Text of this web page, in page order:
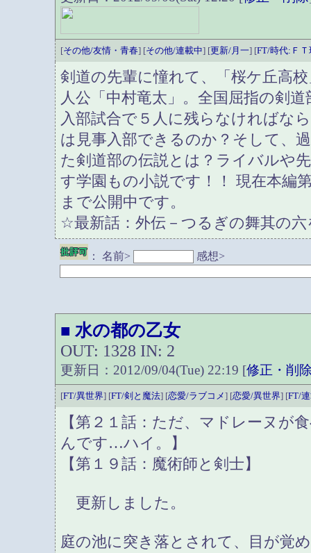
[その他/友情・青春] [その他/連載中] [更新/月一] [FT/時代:ＦＴ
剣道の先輩に憧れて、「桜ケ丘高
人公「中村竜太」。全国屈指の剣
入部試合で５人に残らなければな
は見事入部できるのか？そして、
た剣道部の伝説とは？ライバルや
す学園もの小説です！！ 現在本編
まで公開中です。
☆最新話：外伝－つるぎの舞其の
：名前> 感想>
■ 水の都の乙女
OUT: 1328 IN: 2
更新日：2012/09/04(Tue) 22:19 [修正・削
[FT/異世界] [FT/剣と魔法] [恋愛/ラブコメ] [恋愛/異世界] [FT/
【第２１話：ただ、マドレーヌが
んです…ハイ。】
【第１９話：魔術師と剣士】
更新しました。
庭の池に突き落とされて、目が覚